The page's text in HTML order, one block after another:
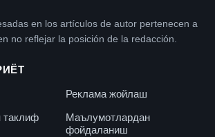
en los artículos de autor pertenecen a
no reflejar la posición de la redacción.
Реклама жойлаш
таклиф
Маълумотлардан
фойдаланиш